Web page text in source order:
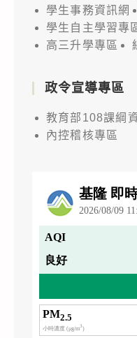
學生事務資訊網
學生自主學習專
高三升學專區
政令宣導專區
教育部108課綱
內控稽核專區